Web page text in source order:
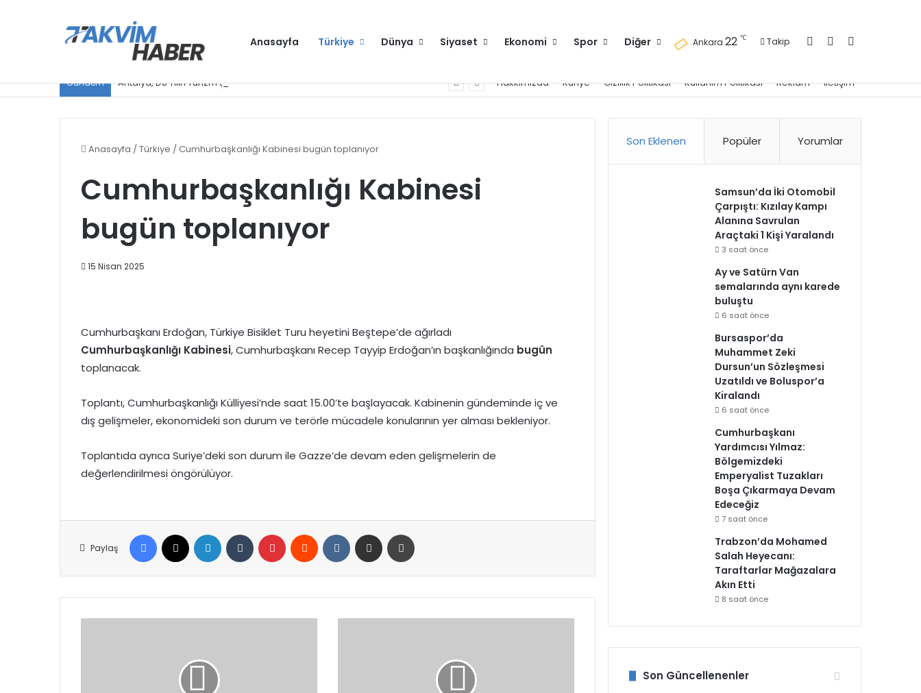
Anasayfa Türkiye Dünya Siyaset Ekonomi Spor Diğer Ankara 22 ℃ Takip Kayıt OlKenar Bölmesi
Gündem Antalya, D8 Yılın Turizm Şehri seçildi Hakkımızda Künye Gizlilik Politikası Kullanım Politikası Reklam İletişim
Anasayfa /Türkiye /Cumhurbaşkanlığı Kabinesi bugün toplanıyor
Cumhurbaşkanlığı Kabinesi
bugün toplanıyor
15 Nisan 2025
Cumhurbaşkanı Erdoğan, Türkiye Bisiklet Turu heyetini Beştepe’de ağırladı
Cumhurbaşkanlığı Kabinesi, Cumhurbaşkanı Recep Tayyip Erdoğan’ın başkanlığında bugün
toplanacak.
Toplantı, Cumhurbaşkanlığı Külliyesi’nde saat 15.00’te başlayacak. Kabinenin gündeminde iç ve
dış gelişmeler, ekonomideki son durum ve terörle mücadele konularının yer alması bekleniyor.
Toplantıda ayrıca Suriye’deki son durum ile Gazze’de devam eden gelişmelerin de
değerlendirilmesi öngörülüyor.
Paylaş
Facebook LinkedIn Tumblr Pinterest Reddit VKontakteE-Posta ile paylaş
Son Eklenen Popüler Yorumlar
Samsun’da İki Otomobil
Çarpıştı: Kızılay Kampı
Alanına Savrulan
Araçtaki 1 Kişi Yaralandı
3 saat önce
Ay ve Satürn Van
semalarında aynı karede
buluştu
6 saat önce
Bursaspor’da
Muhammet Zeki
Dursun’un Sözleşmesi
Uzatıldı ve Boluspor’a
Kiralandı
6 saat önce
Cumhurbaşkanı
Yardımcısı Yılmaz:
Bölgemizdeki
Emperyalist Tuzakları
Boşa Çıkarmaya Devam
Edeceğiz
7 saat önce
Trabzon’da Mohamed
Salah Heyecanı:
Taraftarlar Mağazalara
Akın Etti
8 saat önce
Son Güncellenenler